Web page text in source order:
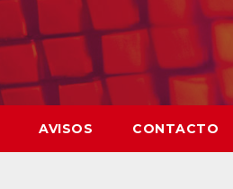
AVISOS CONTACTO